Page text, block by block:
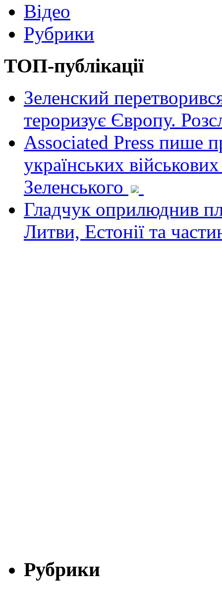
Відео
Рубрики
ТОП-публікації
Зеленский
тероризує Європу.
Associated Press пише
українських
Зеленського
Гладчук оприлюднив
Литви, Естонії та
Рубрики